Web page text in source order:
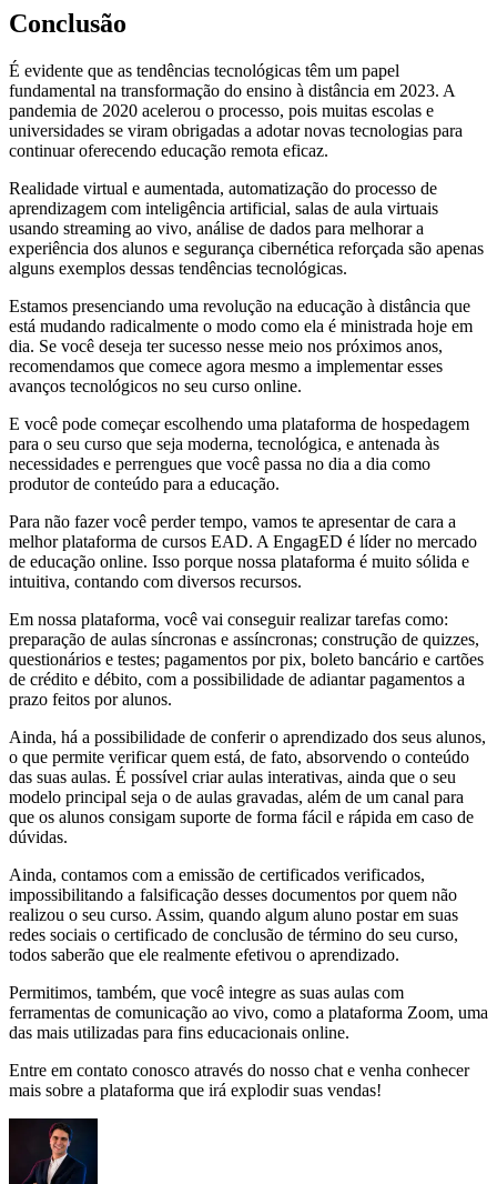
Conclusão
É evidente que as tendências tecnológicas têm um papel
fundamental na transformação do ensino à distância em 2023. A
pandemia de 2020 acelerou o processo, pois muitas escolas e
universidades se viram obrigadas a adotar novas tecnologias para
continuar oferecendo educação remota eficaz.
Realidade virtual e aumentada, automatização do processo de
aprendizagem com inteligência artificial, salas de aula virtuais
usando streaming ao vivo, análise de dados para melhorar a
experiência dos alunos e segurança cibernética reforçada são apenas
alguns exemplos dessas tendências tecnológicas.
Estamos presenciando uma revolução na educação à distância que
está mudando radicalmente o modo como ela é ministrada hoje em
dia. Se você deseja ter sucesso nesse meio nos próximos anos,
recomendamos que comece agora mesmo a implementar esses
avanços tecnológicos no seu curso online.
E você pode começar escolhendo uma plataforma de hospedagem
para o seu curso que seja moderna, tecnológica, e antenada às
necessidades e perrengues que você passa no dia a dia como
produtor de conteúdo para a educação.
Para não fazer você perder tempo, vamos te apresentar de cara a
melhor plataforma de cursos EAD. A EngagED é líder no mercado
de educação online. Isso porque nossa plataforma é muito sólida e
intuitiva, contando com diversos recursos.
Em nossa plataforma, você vai conseguir realizar tarefas como:
preparação de aulas síncronas e assíncronas; construção de quizzes,
questionários e testes; pagamentos por pix, boleto bancário e cartões
de crédito e débito, com a possibilidade de adiantar pagamentos a
prazo feitos por alunos.
Ainda, há a possibilidade de conferir o aprendizado dos seus alunos,
o que permite verificar quem está, de fato, absorvendo o conteúdo
das suas aulas. É possível criar aulas interativas, ainda que o seu
modelo principal seja o de aulas gravadas, além de um canal para
que os alunos consigam suporte de forma fácil e rápida em caso de
dúvidas.
Ainda, contamos com a emissão de certificados verificados,
impossibilitando a falsificação desses documentos por quem não
realizou o seu curso. Assim, quando algum aluno postar em suas
redes sociais o certificado de conclusão de término do seu curso,
todos saberão que ele realmente efetivou o aprendizado.
Permitimos, também, que você integre as suas aulas com
ferramentas de comunicação ao vivo, como a plataforma Zoom, uma
das mais utilizadas para fins educacionais online.
Entre em contato conosco através do nosso chat e venha conhecer
mais sobre a plataforma que irá explodir suas vendas!